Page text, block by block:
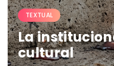
TEXTUAL
La
cultural